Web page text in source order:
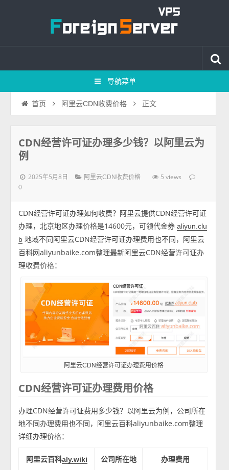
导航菜单
首页 阿里云CDN收费价格 正文
CDN经营许可证办理多少钱？以阿里云为
例
2025年5月8日 阿里云CDN收费价格 5 views
0
CDN经营许可证办理如何收费？阿里云提供CDN经营许可证
办理，北京地区办理价格是14600元，可领代金券aliyun.clu
b 地域不同阿里云CDN经营许可证办理费用也不同，阿里云
百科网aliyunbaike.com整理最新阿里云CDN经营许可证办
理收费价格：
阿里云CDN经营许可证办理费用价格
CDN经营许可证办理费用价格
办理CDN经营许可证费用多少钱？以阿里云为例，公司所在
地不同办理费用也不同，阿里云百科aliyunbaike.com整理
详细办理价格：
阿里云百科aly.wiki 公司所在地 办理费用